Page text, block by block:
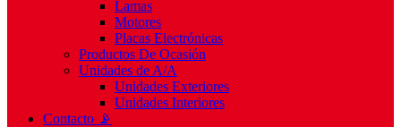
Lamas
Motores
Placas Electrónicas
Productos De Ocasión
Unidades de A/A
Unidades Exteriores
Unidades Interiores
Contacto 📡